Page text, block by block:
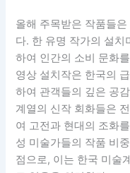
올해 주목받은 작품들
다. 한 유명 작가의 설치
하여 인간의 소비 문화
영상 설치작은 한국의
하여 관객들의 깊은 공
계열의 신작 회화들은
여 고전과 현대의 조화
성 미술가들의 작품 비
점으로, 이는 한국 미술